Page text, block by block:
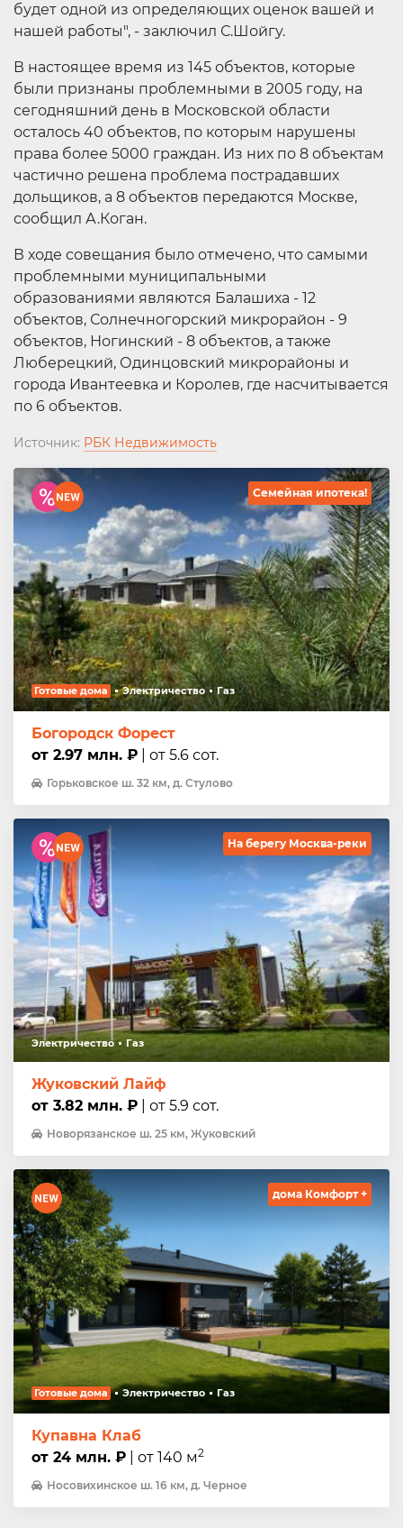
будет одной из определяющих оценок вашей и
нашей работы", - заключил С.Шойгу.
В настоящее время из 145 объектов, которые
были признаны проблемными в 2005 году, на
сегодняшний день в Московской области
осталось 40 объектов, по которым нарушены
права более 5000 граждан. Из них по 8 объектам
частично решена проблема пострадавших
дольщиков, а 8 объектов передаются Москве,
сообщил А.Коган.
В ходе совещания было отмечено, что самыми
проблемными муниципальными
образованиями являются Балашиха - 12
объектов, Солнечногорский микрорайон - 9
объектов, Ногинский - 8 объектов, а также
Люберецкий, Одинцовский микрорайоны и
города Ивантеевка и Королев, где насчитывается
по 6 объектов.
Источник: РБК Недвижимость
Семейная ипотека!
Готовые дома Электричество Газ
Богородск Форест
от 2.97 млн. ₽ | от 5.6 сот.
Горьковское ш. 32 км, д. Стулово
На берегу Москва-реки
Электричество Газ
Жуковский Лайф
от 3.82 млн. ₽ | от 5.9 сот.
Новорязанское ш. 25 км, Жуковский
дома Комфорт +
Готовые дома Электричество Газ
Купавна Клаб
от 24 млн. ₽ | от 140 м2
Носовихинское ш. 16 км, д. Черное